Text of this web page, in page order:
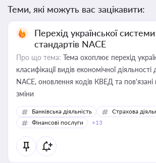
Теми, які можуть вас зацікавити:
Перехід української
стандартів NACE
Про що тема: Тема охоплює перехід
класифікації видів економічної
NACE, оновлення кодів КВЕД та пов'язані
зміни
Банківська діяльність
Страхова
Фінансові послуги
+13